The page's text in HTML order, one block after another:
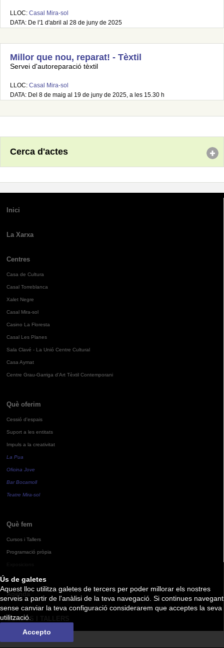
Ús de galetes
Aquest lloc utilitza galetes de tercers per poder millorar els nostres
serveis a partir de l'anàlisi de la teva navegació. Si continues navegant
sense canviar la teva configuració considerarem que acceptes la seva
utilització.
Accepto
LLOC: Casal Mira-sol
DATA: De l'1 d'abril al 28 de juny de 2025
Millor que nou, reparat! - Tèxtil
Servei d'autoreparació tèxtil
LLOC: Casal Mira-sol
DATA: Del 8 de maig al 19 de juny de 2025, a les 15.30 h
Cerca d'actes
Inici
La Xarxa
Centres
Casa de Cultura
Casal Torreblanca
Xalet Negre
Casal Mira-sol
Casino La Floresta
Casal Les Planes
Sala Clavé - La Unió Centre Cultural
Casa Aymat
Centre Grau-Garriga d'Art Tèxtil Contemporani
Què oferim
Cessió d'espais
Suport a les entitats
Impuls a la creativitat
La Pua
Oficina Jove
Bar Bocamoll
Teatre Mira-sol
Què fem
Cursos i Tallers
Programació pròpia
Agenda
CURSOS I TALLERS